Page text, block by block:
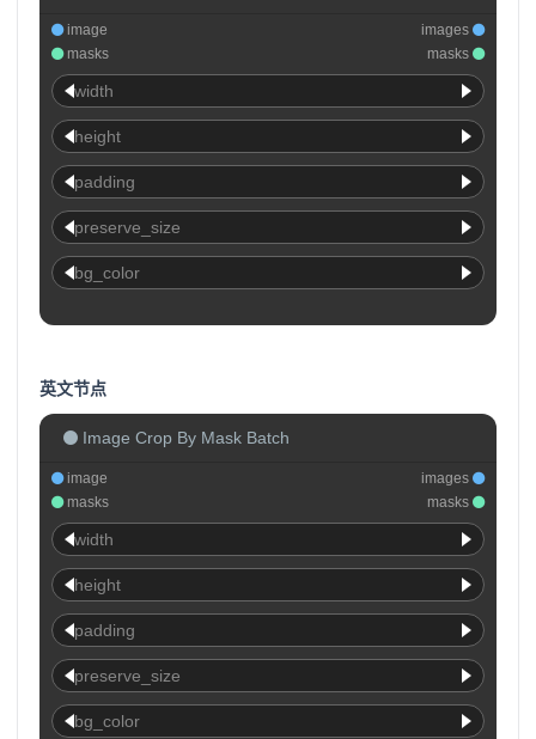
image
masks
images
masks
width
height
padding
preserve_size
bg_color
英文节点
Image Crop By Mask Batch
image
masks
images
masks
width
height
padding
preserve_size
bg_color